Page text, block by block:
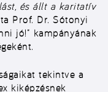
és állt a karitatív
Prof. Dr. Sótonyi
jó!” kampányának
tekintve a
kiképzésnek